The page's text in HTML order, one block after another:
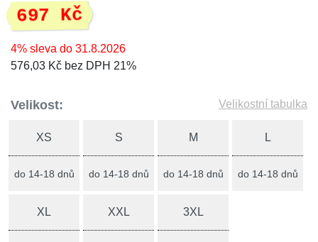
697 Kč
4% sleva do 31.8.2026
576,03 Kč bez DPH 21%
Velikost: Velikostní tabulka
XS
do 14-18 dnů
S
do 14-18 dnů
M
do 14-18 dnů
L
do 14-18 dnů
XL XXL 3XL